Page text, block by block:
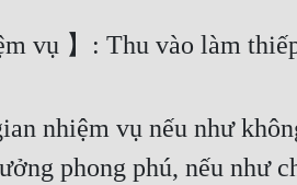
vụ 】: Thu vào làm
nhiệm vụ nếu như
phong phú, nếu như